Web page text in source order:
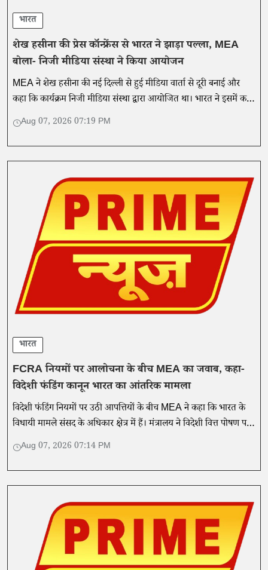
भारत
शेख हसीना की प्रेस कॉन्फ्रेंस से भारत ने झाड़ा पल्ला, MEA
बोला- निजी मीडिया संस्था ने किया आयोजन
MEA ने शेख हसीना की नई दिल्ली से हुई मीडिया वार्ता से दूरी बनाई और
कहा कि कार्यक्रम निजी मीडिया संस्था द्वारा आयोजित था। भारत ने इसमें कही
गई बातों का समर्थन नहीं किया।
Aug 07, 2026 07:19 PM
भारत
FCRA नियमों पर आलोचना के बीच MEA का जवाब, कहा-
विदेशी फंडिंग कानून भारत का आंतरिक मामला
विदेशी फंडिंग नियमों पर उठी आपत्तियों के बीच MEA ने कहा कि भारत के
विधायी मामले संसद के अधिकार क्षेत्र में हैं। मंत्रालय ने विदेशी वित्त पोषण पर
वैश्विक नियमों का हवाला दिया।
Aug 07, 2026 07:14 PM